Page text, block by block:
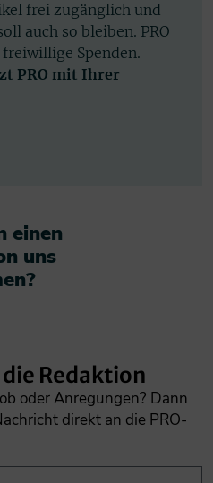
frei zugänglich und
auch so bleiben. PRO
Spenden.
PRO mit Ihrer
einen
uns
Redaktion
oder Anregungen? Dann
direkt an die PRO-